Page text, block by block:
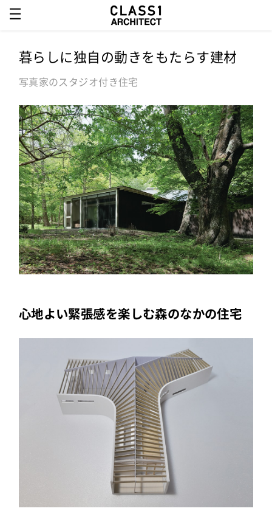
暮らしに独自の動きをもたらす建材
写真家のスタジオ付き住宅
心地よい緊張感を楽しむ森のなかの住宅